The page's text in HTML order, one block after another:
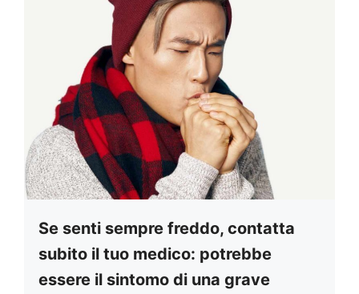
Se senti sempre freddo, contatta
subito il tuo medico: potrebbe
essere il sintomo di una grave